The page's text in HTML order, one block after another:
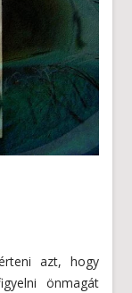
azt, hogy
önmagát